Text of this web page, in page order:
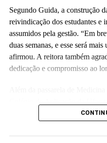
Segundo Guida, a construção
reivindicação dos estudantes e
assumidos pela gestão. “Em
duas semanas, e esse será
afirmou. A reitora também
dedicação e compromisso ao
e deve ser entregue em breve.
superior da Ufac.